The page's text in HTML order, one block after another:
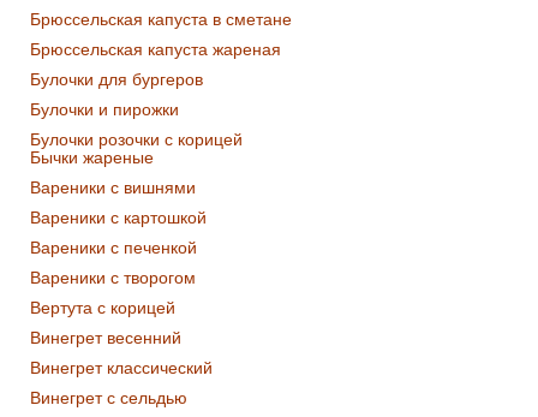
Брюссельская капуста в сметане
Брюссельская капуста жареная
Булочки для бургеров
Булочки и пирожки
Булочки розочки с корицей
Бычки жареные
Вареники с вишнями
Вареники с картошкой
Вареники с печенкой
Вареники с творогом
Вертута с корицей
Винегрет весенний
Винегрет классический
Винегрет с сельдью